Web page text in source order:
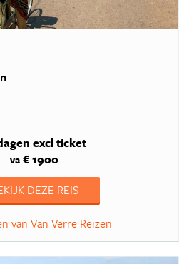
excl ticket
va € 1900
DEZE REIS
van Van Verre Reizen